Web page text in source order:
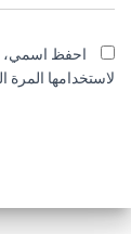
احفظ اسمي،
لاستخدامها المرة